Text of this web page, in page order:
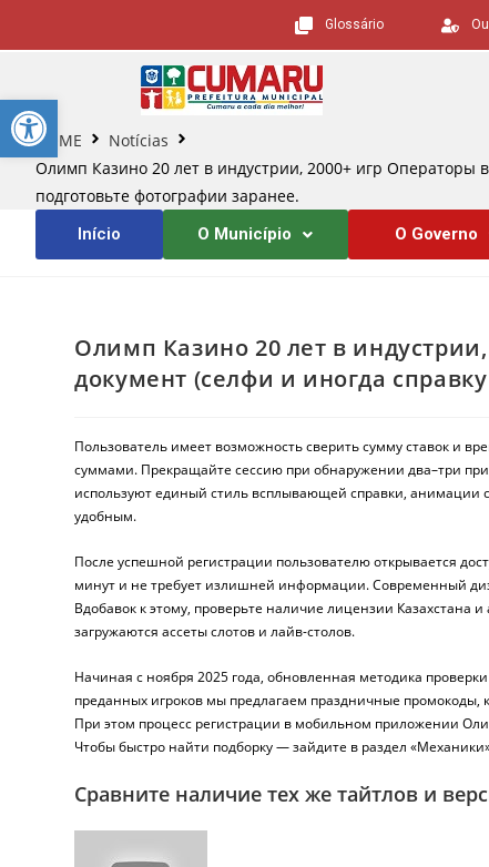
Barra de Ferramentas Aberta
Glossário
HOME
Notícias
Олимп Казино 20 лет в индустрии, 2000+ игр Операторы
подготовьте фотографии заранее.
Início O Município O Governo
Олимп Казино 20 лет в
документ (селфи и иногда
Пользователь имеет возможность сверить сумму ставок и
суммами. Прекращайте сессию при обнаружении два–три
используют единый стиль всплывающей справки, анимации
удобным.
После успешной регистрации пользователю открывается
минут и не требует излишней информации. Современный
Вдобавок к этому, проверьте наличие лицензии Казахстана
загружаются ассеты слотов и лайв-столов.
Начиная с ноября 2025 года, обновленная методика
преданных игроков мы предлагаем праздничные
При этом процесс регистрации в мобильном приложении
Чтобы быстро найти подборку — зайдите в раздел
Сравните наличие тех же тайтлов и